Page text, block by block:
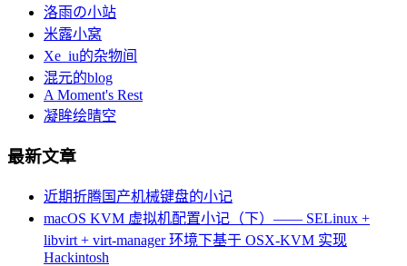
洛雨の小站
米露小窝
Xe_iu的杂物间
混元的blog
A Moment's Rest
凝眸绘晴空
最新文章
近期折腾国产机械键盘的小记
macOS KVM 虚拟机配置小记（下）—— SELinux +
libvirt + virt-manager 环境下基于 OSX-KVM 实现
Hackintosh